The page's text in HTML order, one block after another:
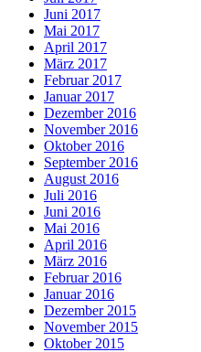
Juni 2017
Mai 2017
April 2017
März 2017
Februar 2017
Januar 2017
Dezember 2016
November 2016
Oktober 2016
September 2016
August 2016
Juli 2016
Juni 2016
Mai 2016
April 2016
März 2016
Februar 2016
Januar 2016
Dezember 2015
November 2015
Oktober 2015